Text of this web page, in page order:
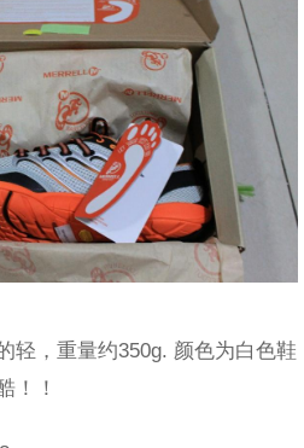
轻，重量约350g. 颜色为白色鞋
！！